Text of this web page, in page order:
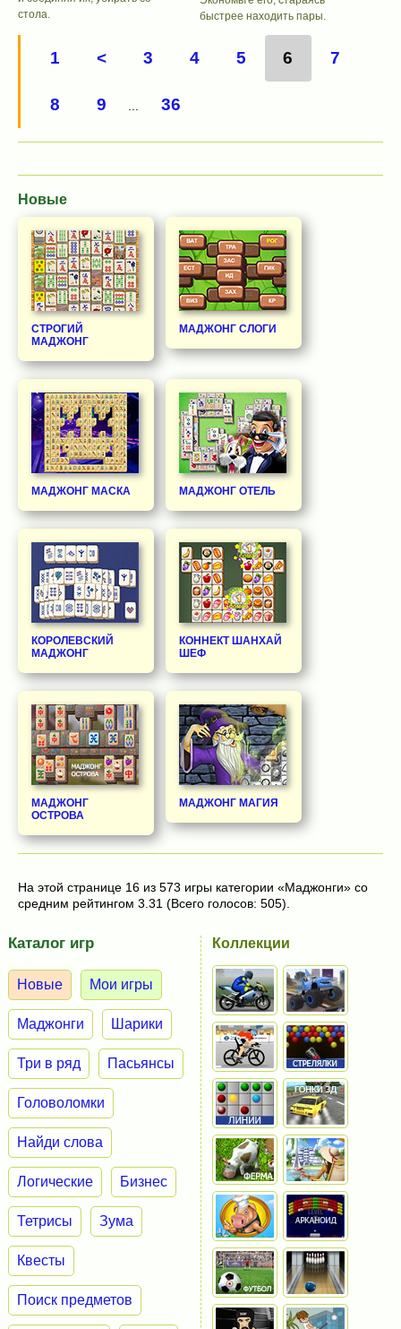
стола.
быстрее находить пары.
1 < 3 4 5 6 7
8 9 36
Новые
СТРОГИЙ
МАДЖОНГ
МАДЖОНГ СЛОГИ
МАДЖОНГ МАСКА МАДЖОНГ ОТЕЛЬ
КОРОЛЕВСКИЙ
МАДЖОНГ
КОННЕКТ ШАНХАЙ
ШЕФ
МАДЖОНГ
ОСТРОВА
МАДЖОНГ МАГИЯ
На этой странице 16 из 573 игры категории «Маджонги» со
средним рейтингом 3.31 (Всего голосов: 505).
Каталог игр
Новые Мои игры
Маджонги Шарики
Три в ряд Пасьянсы
Головоломки
Найди слова
Логические Бизнес
Тетрисы Зума
Квесты
Поиск предметов
Коллекции